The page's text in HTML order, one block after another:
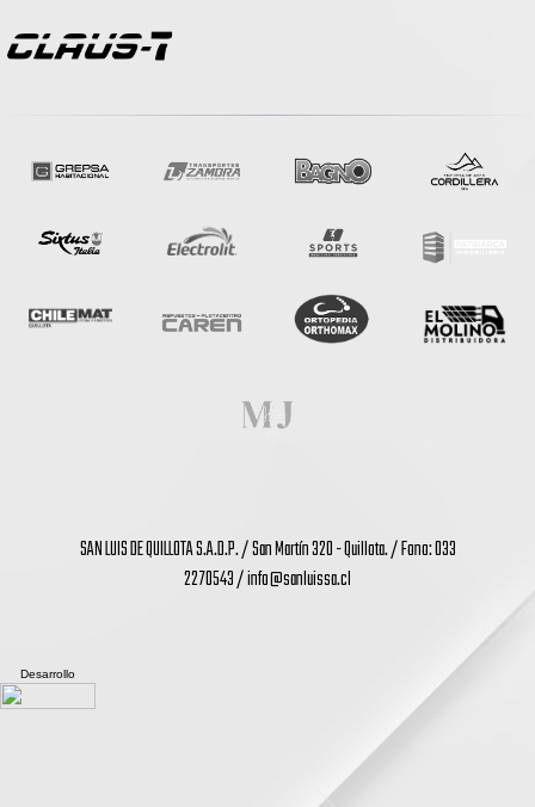
SAN LUIS DE QUILLOTA S.A.D.P. / San Martín 320 - Quillota. / Fono: 033
2270543 /info@sanluissa.cl
Desarrollo